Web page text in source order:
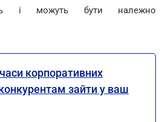
і можуть бути належно
корпоративних
зайти у ваш